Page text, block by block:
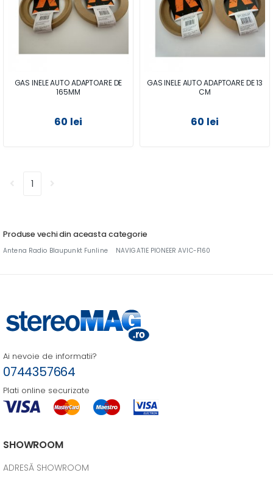
GAS INELE AUTO ADAPTOARE DE
165MM
60 lei
GAS INELE AUTO ADAPTOARE DE 13
CM
60 lei
1
Produse vechi din aceasta categorie
Antena Radio Blaupunkt Funline NAVIGATIE PIONEER AVIC-F160
Ai nevoie de informatii?
0744357664
Plati online securizate
SHOWROOM
ADRESĂ SHOWROOM